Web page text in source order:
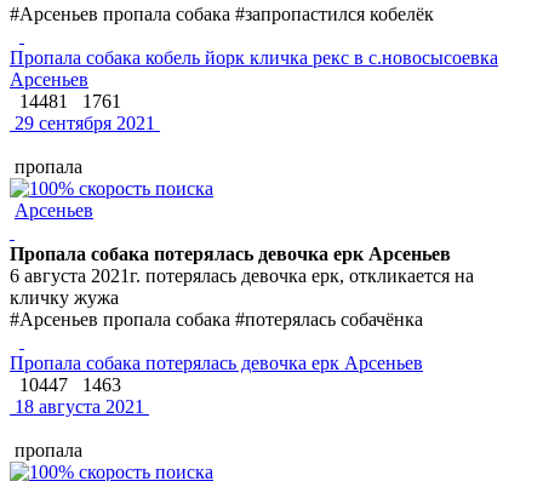
#Арсеньев пропала собака #запропастился кобелёк
Пропала собака кобель йорк кличка рекс в с.новосысоевка
Арсеньев
14481
1761
29 сентября 2021
пропала
Арсеньев
Пропала собака потерялась девочка ерк Арсеньев
6 августа 2021г. потерялась девочка ерк, откликается на
кличку жужа
#Арсеньев пропала собака #потерялась собачёнка
Пропала собака потерялась девочка ерк Арсеньев
10447
1463
18 августа 2021
пропала